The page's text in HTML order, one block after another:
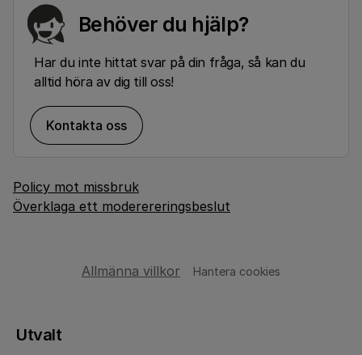
Behöver du hjälp?
Har du inte hittat svar på din fråga, så kan du
alltid höra av dig till oss!
Kontakta oss
Policy mot missbruk
Överklaga ett moderereringsbeslut
Allmänna villkor Hantera cookies
Utvalt